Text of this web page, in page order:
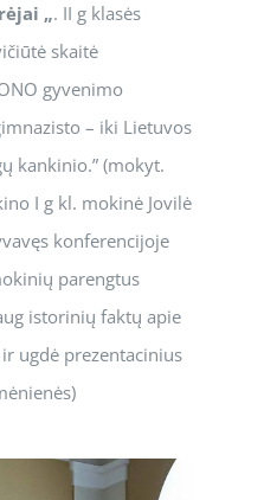
„. II g klasės
skaitė
gyvenimo
– iki Lietuvos
kankinio.” (mokyt.
I g kl. mokinė Jovilė
konferencijoje
parengtus
istorinių faktų apie
ugdė prezentacinius